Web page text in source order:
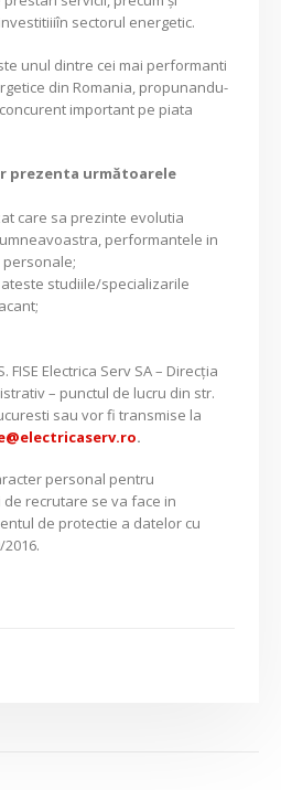
sectorul energetic.
unul dintre cei mai performanti
din Romania, propunandu-
important pe piata
prezenta următoarele
care sa prezinte evolutia
performantele in
personale;
studiile/specializarile
FISE Electrica Serv SA – Direcția
– punctul de lucru din str.
sau vor fi transmise la
.
personal pentru
recrutare se va face in
de protectie a datelor cu